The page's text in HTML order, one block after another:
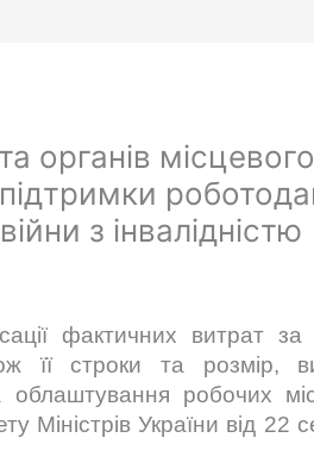
органів
з інвалідністю
фактичних витрат
її строки та розмір,
робочих
Міністрів України від